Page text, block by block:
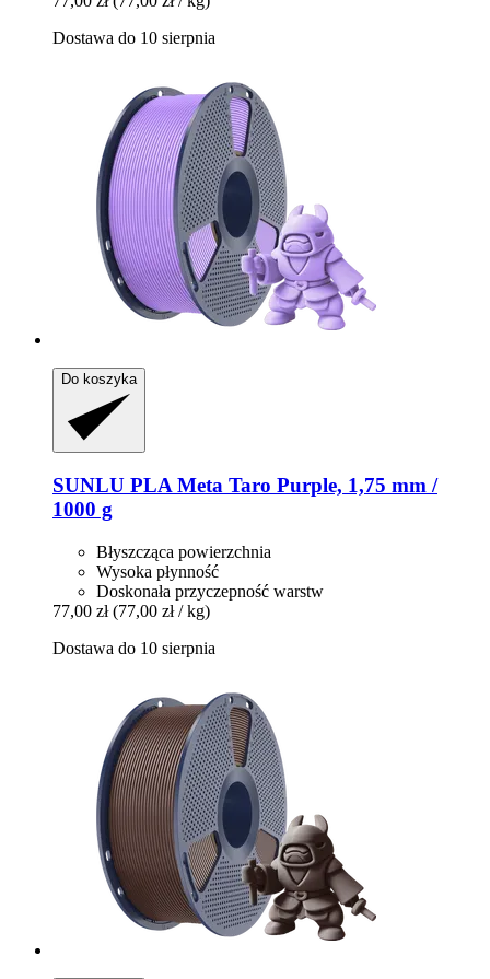
Dostawa do 10 sierpnia
Do koszyka
SUNLU PLA Meta Taro Purple, 1,75 mm /
1000 g
Błyszcząca powierzchnia
Wysoka płynność
Doskonała przyczepność warstw
77,00 zł (77,00 zł / kg)
Dostawa do 10 sierpnia